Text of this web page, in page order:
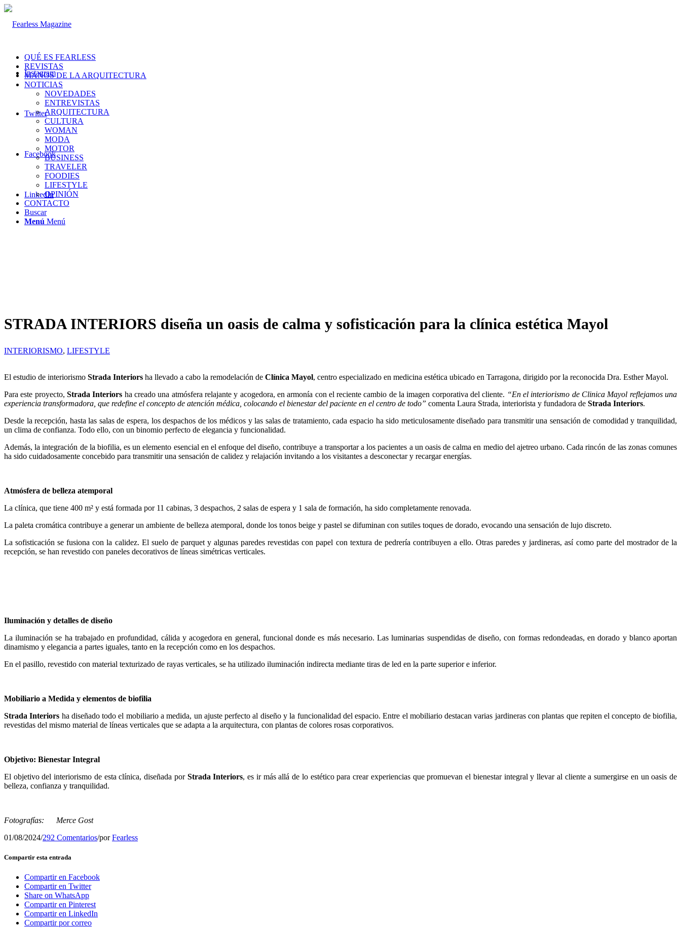
Instagram
Twitter
Facebook
LinkedIn
QUÉ ES FEARLESS
REVISTAS
MANOS DE LA ARQUITECTURA
NOTICIAS
NOVEDADES
ENTREVISTAS
ARQUITECTURA
CULTURA
WOMAN
MODA
MOTOR
BUSINESS
TRAVELER
FOODIES
LIFESTYLE
OPINIÓN
CONTACTO
Buscar
Menú Menú
STRADA INTERIORS diseña un oasis de calma y sofisticación para la clínica estética Mayol
INTERIORISMO, LIFESTYLE
El estudio de interiorismo Strada Interiors ha llevado a cabo la remodelación de Clínica Mayol, centro especializado en medicina estética ubicado en Tarragona, dirigido por la reconocida Dra. Esther Mayol.
Para este proyecto, Strada Interiors ha creado una atmósfera relajante y acogedora, en armonía con el reciente cambio de la imagen corporativa del cliente. “En el interiorismo de Clinica Mayol reflejamos una
experiencia transformadora, que redefine el concepto de atención médica, colocando el bienestar del paciente en el centro de todo” comenta Laura Strada, interiorista y fundadora de Strada Interiors.
Desde la recepción, hasta las salas de espera, los despachos de los médicos y las salas de tratamiento, cada espacio ha sido meticulosamente diseñado para transmitir una sensación de comodidad y tranquilidad,
un clima de confianza. Todo ello, con un binomio perfecto de elegancia y funcionalidad.
Además, la integración de la biofilia, es un elemento esencial en el enfoque del diseño, contribuye a transportar a los pacientes a un oasis de calma en medio del ajetreo urbano. Cada rincón de las zonas comunes
ha sido cuidadosamente concebido para transmitir una sensación de calidez y relajación invitando a los visitantes a desconectar y recargar energías.
Atmósfera de belleza atemporal
La clínica, que tiene 400 m² y está formada por 11 cabinas, 3 despachos, 2 salas de espera y 1 sala de formación, ha sido completamente renovada.
La paleta cromática contribuye a generar un ambiente de belleza atemporal, donde los tonos beige y pastel se difuminan con sutiles toques de dorado, evocando una sensación de lujo discreto.
La sofisticación se fusiona con la calidez. El suelo de parquet y algunas paredes revestidas con papel con textura de pedrería contribuyen a ello. Otras paredes y jardineras, así como parte del mostrador de la
recepción, se han revestido con paneles decorativos de líneas simétricas verticales.
Iluminación y detalles de diseño
La iluminación se ha trabajado en profundidad, cálida y acogedora en general, funcional donde es más necesario. Las luminarias suspendidas de diseño, con formas redondeadas, en dorado y blanco aportan
dinamismo y elegancia a partes iguales, tanto en la recepción como en los despachos.
En el pasillo, revestido con material texturizado de rayas verticales, se ha utilizado iluminación indirecta mediante tiras de led en la parte superior e inferior.
Mobiliario a Medida y elementos de biofilia
Strada Interiors ha diseñado todo el mobiliario a medida, un ajuste perfecto al diseño y la funcionalidad del espacio. Entre el mobiliario destacan varias jardineras con plantas que repiten el concepto de biofilia,
revestidas del mismo material de líneas verticales que se adapta a la arquitectura, con plantas de colores rosas corporativos.
Objetivo: Bienestar Integral
El objetivo del interiorismo de esta clínica, diseñada por Strada Interiors, es ir más allá de lo estético para crear experiencias que promuevan el bienestar integral y llevar al cliente a sumergirse en un oasis de
belleza, confianza y tranquilidad.
Fotografías: Merce Gost
01/08/2024/292 Comentarios/porFearless
Compartir esta entrada
Compartir en Facebook
Compartir en Twitter
Share on WhatsApp
Compartir en Pinterest
Compartir en LinkedIn
Compartir por correo